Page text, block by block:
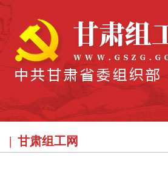
甘肃组工网